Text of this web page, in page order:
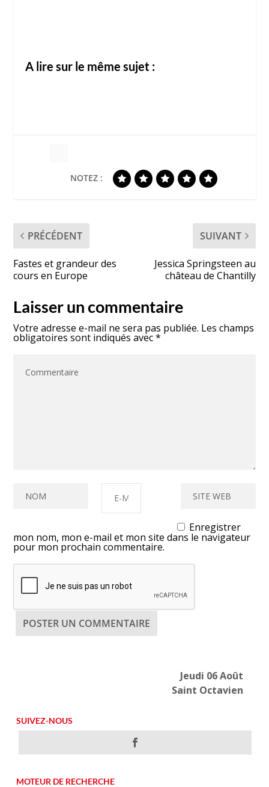
A lire sur le même sujet :
NOTEZ :
PRÉCÉDENT
Fastes et grandeur des
cours en Europe
SUIVANT
Jessica Springsteen au
château de Chantilly
Laisser un commentaire
Votre adresse e-mail ne sera pas publiée. Les champs
obligatoires sont indiqués avec*
Enregistrer
mon nom, mon e-mail et mon site dans le navigateur
pour mon prochain commentaire.
Jeudi 06 Août
Saint Octavien
SUIVEZ-NOUS
MOTEUR DE RECHERCHE